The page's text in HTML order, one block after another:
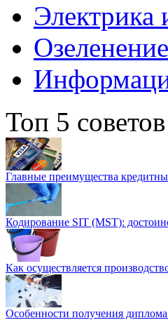
Электрика
Топ 5 советов
Главные преимущества
Кодирование SIT (MST):
Как осуществляется
Особенности получения